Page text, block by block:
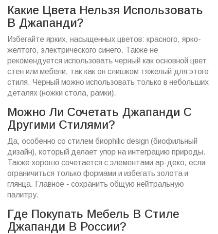
Какие Цвета Нельзя Использовать
В Джапанди?
Избегайте ярких, насыщенных цветов: красного, ярко-
желтого, электрического синего. Также не
рекомендуется использовать черный как основной цвет
стен или мебели, так как он слишком тяжелый для этого
стиля. Черный можно использовать только в небольших
деталях (ножки стола, рамки).
Можно Ли Сочетать Джапанди С
Другими Стилями?
Да, особенно со стилем биophilic design (биофильный
дизайн), который делает упор на интеграцию природы.
Также хорошо сочетается с элементами ар-деко, если
ограничиться только формами и избегать золота и
глянца. Главное - сохранить общую нейтральную
палитру.
Где Покупать Мебель В Стиле
Джапанди В России?